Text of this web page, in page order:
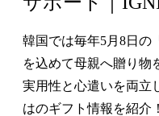
韓国では毎年5月8日の
を込めて母親へ贈り物
実用性と心遣いを両立
はのギフト情報を紹介